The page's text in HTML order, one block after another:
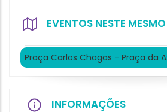
EVENTOS NESTE
Praça Carlos Chagas - Praça da
INFORMAÇÕES